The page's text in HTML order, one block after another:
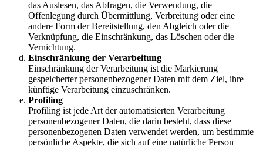
das Auslesen, das Abfragen, die Verwendung, die
Offenlegung durch Übermittlung, Verbreitung oder eine
andere Form der Bereitstellung, den Abgleich oder die
Verknüpfung, die Einschränkung, das Löschen oder die
Vernichtung.
Einschränkung der Verarbeitung
Einschränkung der Verarbeitung ist die Markierung
gespeicherter personenbezogener Daten mit dem Ziel, ihre
künftige Verarbeitung einzuschränken.
Profiling
Profiling ist jede Art der automatisierten Verarbeitung
personenbezogener Daten, die darin besteht, dass diese
personenbezogenen Daten verwendet werden, um bestimmte
persönliche Aspekte, die sich auf eine natürliche Person